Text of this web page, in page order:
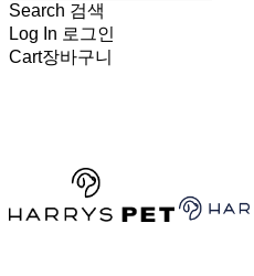
Search 검색
Log In 로그인
Cart장바구니